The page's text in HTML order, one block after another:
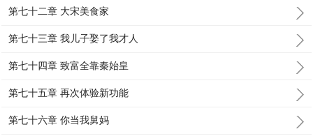
第七十二章 大宋美食家
第七十三章 我儿子娶了我才人
第七十四章 致富全靠秦始皇
第七十五章 再次体验新功能
第七十六章 你当我舅妈